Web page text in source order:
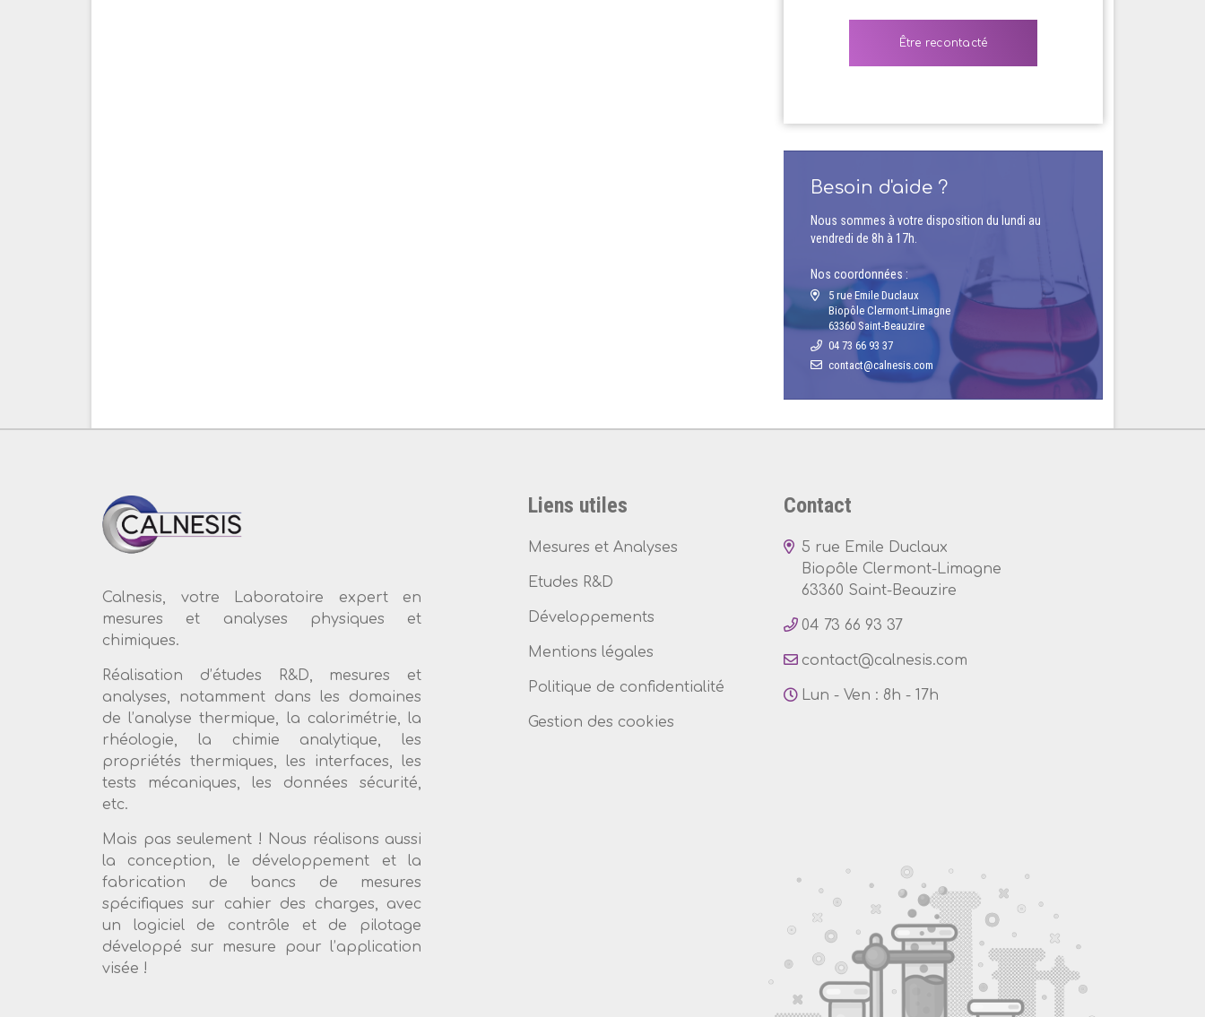
Besoin d'aide ?
Nous sommes à votre disposition du lundi au
vendredi de 8h à 17h.
Nos coordonnées :
5 rue Emile Duclaux
Biopôle Clermont-Limagne
63360 Saint-Beauzire
04 73 66 93 37
Calnesis, votre Laboratoire expert en
mesures et analyses physiques et
chimiques.
Réalisation d’études R&D, mesures et
analyses, notamment dans les domaines
de l’analyse thermique, la calorimétrie, la
rhéologie, la chimie analytique, les
propriétés thermiques, les interfaces, les
tests mécaniques, les données sécurité,
etc.
Mais pas seulement ! Nous réalisons aussi
la conception, le développement et la
fabrication de bancs de mesures
spécifiques sur cahier des charges, avec
un logiciel de contrôle et de pilotage
développé sur mesure pour l’application
visée !
Liens utiles
Mesures et Analyses
Etudes R&D
Développements
Mentions légales
Politique de confidentialité
Gestion des cookies
Contact
5 rue Emile Duclaux
Biopôle Clermont-Limagne
63360 Saint-Beauzire
04 73 66 93 37
Lun - Ven : 8h - 17h